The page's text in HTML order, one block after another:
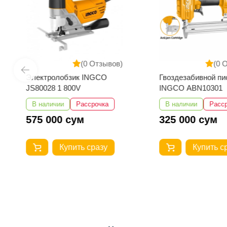
(0 Отзывов)
Электролобзик INGCO
JS80028 1 800V
В наличии Рассрочка
575 000 сум
Купить сразу
(0
Гвоздезабивной
INGCO ABN10301
В наличии
325 000 сум
Купить